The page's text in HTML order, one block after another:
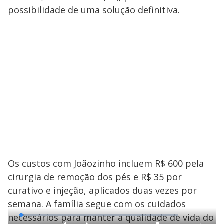
possibilidade de uma solução definitiva.
Os custos com Joãozinho incluem R$ 600 pela
cirurgia de remoção dos pés e R$ 35 por
curativo e injeção, aplicados duas vezes por
semana. A família segue com os cuidados
necessários para manter a qualidade de vida do
L
o